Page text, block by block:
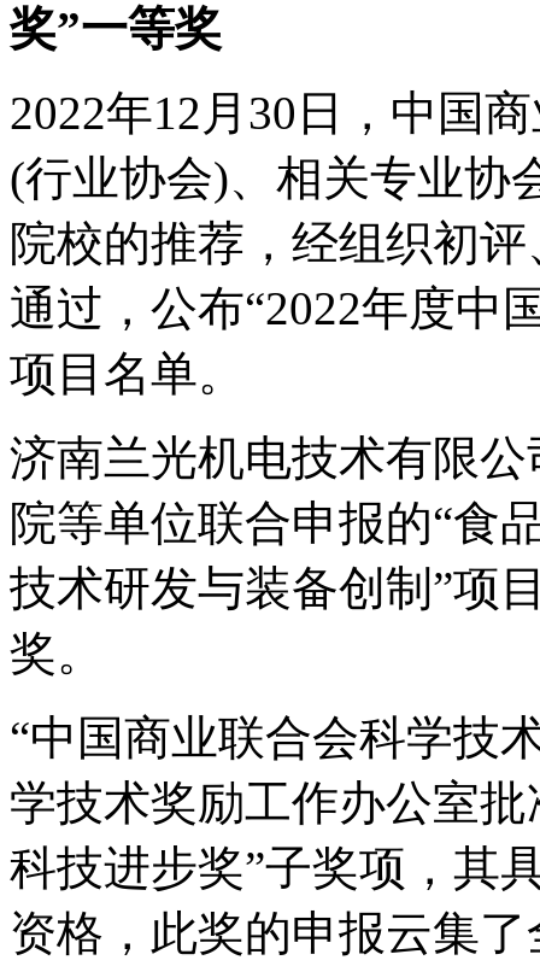
奖”一等奖
2022年12月30日，中国
(行业协会)、相关专业协
院校的推荐，经组织初
通过，公布“2022年度中
项目名单。
济南兰光机电技术有限
院等单位联合申报的“食
技术研发与装备创制”项
奖。
“中国商业联合会科学技
学技术奖励工作办公室
科技进步奖”子奖项，其
资格，此奖的申报云集